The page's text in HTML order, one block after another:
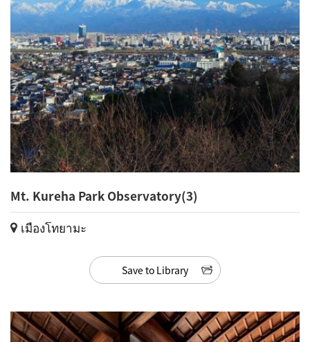
Mt. Kureha Park Observatory(3)
เมืองโทยามะ
Save to Library